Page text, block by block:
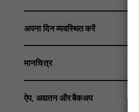
अपना दिन व्यवस्थित करें
मानचित्र
ऐप, अद्यतन और बैकअप